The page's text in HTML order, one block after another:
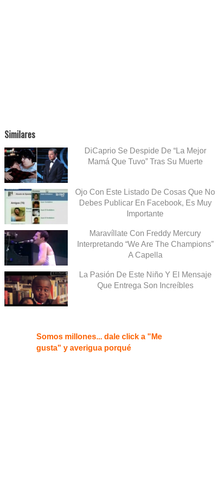
Similares
DiCaprio Se Despide De “La Mejor
Mamá Que Tuvo” Tras Su Muerte
Ojo Con Este Listado De Cosas Que No
Debes Publicar En Facebook, Es Muy
Importante
Maravíllate Con Freddy Mercury
Interpretando “We Are The Champions”
A Capella
La Pasión De Este Niño Y El Mensaje
Que Entrega Son Increíbles
Somos millones... dale click a "Me
gusta" y averigua porqué